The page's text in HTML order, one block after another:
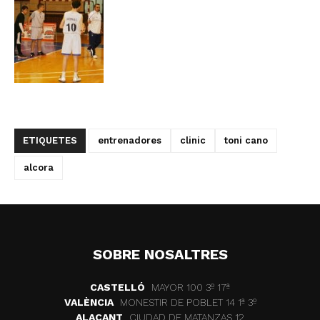
ETIQUETES entrenadores clinic toni cano
alcora
SOBRE NOSALTRES
CASTELLÓ
MAYOR 100 3º 17ª
VALÈNCIA
MONESTIR DE POBLET 14 1ª 3º
ALACANT
CIUDAD DE MATANZAS 12